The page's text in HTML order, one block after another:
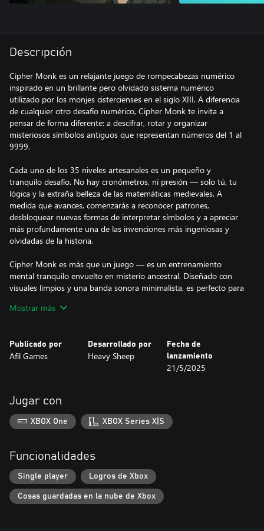
Descripción
Cipher Monk es un relajante juego de rompecabezas numérico
inspirado en un brillante pero olvidado sistema numérico
utilizado por los monjes cistercienses en el siglo XIII. A diferencia
de cualquier otro desafío numérico, Cipher Monk te invita a
pensar de forma diferente: a descifrar, rotar y organizar
misteriosos símbolos antiguos que representan números del 1 al
9999.
Cada uno de los 35 niveles artesanales es un pequeño y
tranquilo desafío. No hay cronómetros, ni presión — solo tú, tu
lógica y la extraña belleza de las matemáticas medievales. A
medida que avances, comenzarás a reconocer patrones,
desbloquear nuevas formas de interpretar símbolos y a apreciar
más profundamente una de las invenciones más ingeniosas y
olvidadas de la historia.
Cipher Monk es más que un juego — es un entrenamiento
mental tranquilo envuelto en misterio ancestral. Diseñado con
visuales limpios y una banda sonora minimalista, es perfecto para
históricos y gratificantes momentos de “¡ajá!”.
Mostrar más
Publicado por
Afil Games
Desarrollado por
Heavy Sheep
Fecha de
lanzamiento
21/5/2025
Jugar con
XBOX One XBOX Series X|S
Funcionalidades
Single player Logros de Xbox
Cosas guardadas en la nube de Xbox